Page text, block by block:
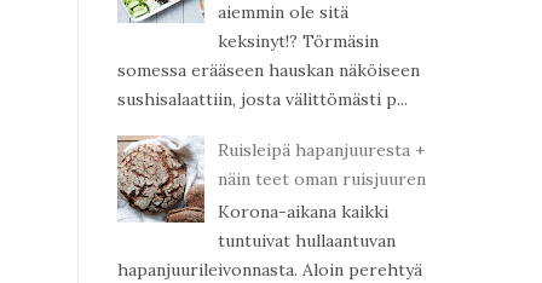
aiemmin ole sitä
keksinyt!? Törmäsin
somessa erääseen hauskan näköiseen
sushisalaattiin, josta välittömästi p...
Ruisleipä hapanjuuresta +
näin teet oman ruisjuuren
Korona-aikana kaikki
tuntuivat hullaantuvan
hapanjuurileivonnasta. Aloin perehtyä